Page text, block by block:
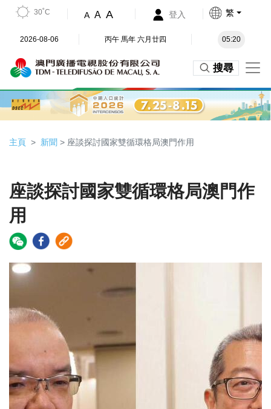
30˚C A A A 登入 繁
2026-08-06 丙午 馬年 六月廿四 05:20
搜尋
主頁 新聞 > 座談探討國家雙循環格局澳門作用
座談探討國家雙循環格局澳門作
用